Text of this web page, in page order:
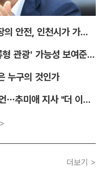
박찬대 인천시장 "맨홀 작업 현장의 안전, 인천시가 가장 앞장서겠다"
[취재석] 물놀이 축제 넘어 '체류형 관광' 가능성 보여준 안동 水페스타
누구의 것인가
경기도, 재정 비상 상황 공식 선언…추미애 지사 "더 이상 끌어다 쓸 재원 없어"
더보기 >